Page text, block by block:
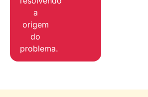
a
origem
do
problema.